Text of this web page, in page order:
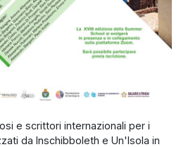
e scrittori internazionali per i
da Inschibboleth e Un'Isola in